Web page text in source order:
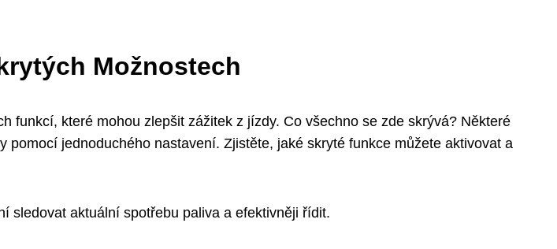
Možnostech
funkcí, které mohou zlepšit zážitek z jízdy. Co všechno se zde skrývá? Některé
jednoduchého nastavení. Zjistěte, jaké skryté funkce můžete aktivovat a
sledovat aktuální spotřebu paliva a efektivněji řídit.